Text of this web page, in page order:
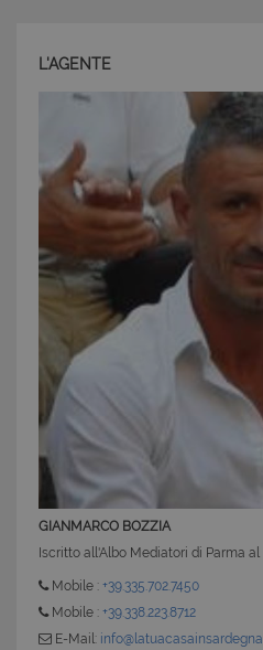
L'AGENTE
GIANMARCO BOZZIA
Iscritto all'Albo Mediatori di Parma al
Mobile : +39.335.702.7450
Mobile : +39.338.223.8712
E-Mail:
CookieScriptConsent